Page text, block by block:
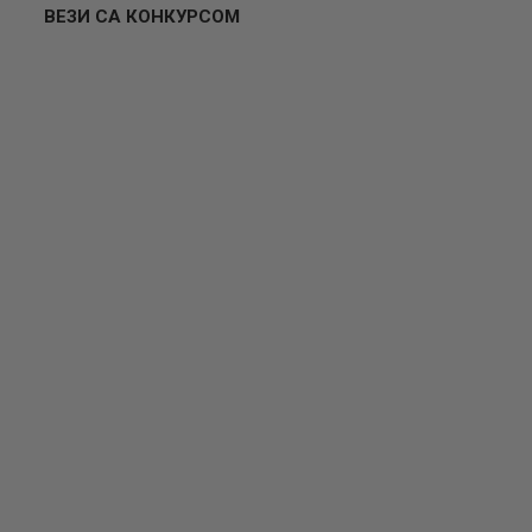
ВЕЗИ СА КОНКУРСОМ